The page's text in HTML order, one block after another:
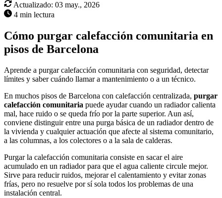
Actualizado: 03 may., 2026
4 min lectura
Cómo purgar calefacción comunitaria en
pisos de Barcelona
Aprende a purgar calefacción comunitaria con seguridad, detectar
límites y saber cuándo llamar a mantenimiento o a un técnico.
En muchos pisos de Barcelona con calefacción centralizada, purgar
calefacción comunitaria puede ayudar cuando un radiador calienta
mal, hace ruido o se queda frío por la parte superior. Aun así,
conviene distinguir entre una purga básica de un radiador dentro de
la vivienda y cualquier actuación que afecte al sistema comunitario,
a las columnas, a los colectores o a la sala de calderas.
Purgar la calefacción comunitaria consiste en sacar el aire
acumulado en un radiador para que el agua caliente circule mejor.
Sirve para reducir ruidos, mejorar el calentamiento y evitar zonas
frías, pero no resuelve por sí sola todos los problemas de una
instalación central.